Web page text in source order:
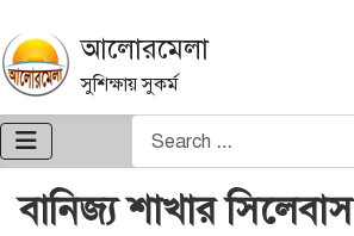
আলোরমেলা
সুশিক্ষায় সুকর্ম
অনুসন্ধান করো
বানিজ্য শাখার সিলেবাস